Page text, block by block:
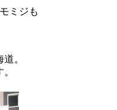
ミジも
。